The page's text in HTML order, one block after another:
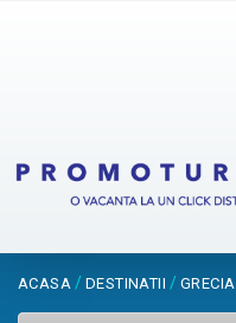
ACASA / DESTINATII / GRECIA